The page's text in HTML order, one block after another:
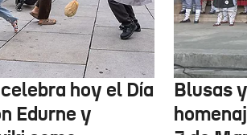
hoy el Día
Edurne y
Blusas